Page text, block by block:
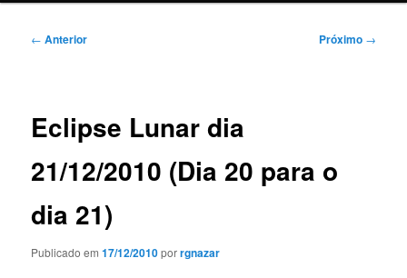
Navegação
← Anterior Próximo →
Eclipse Lunar dia
21/12/2010 (Dia 20 para o
dia 21)
Publicado em17/12/2010porrgnazar